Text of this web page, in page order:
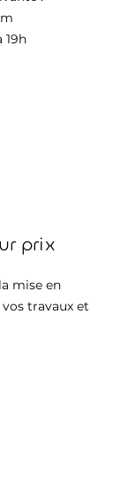
19h
prix
mise en
travaux et